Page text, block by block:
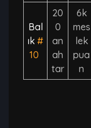
Bal
ık #
10
20
0
an
ah
tar
6k
mes
lek
pua
n